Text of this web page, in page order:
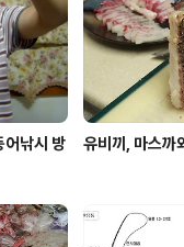
어낚시 방
유비끼, 마스까